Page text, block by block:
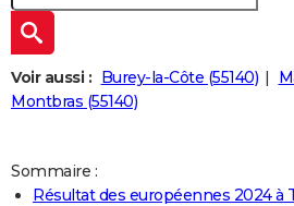
Retraite
Impôts
Epargne
Immobilier
Risques naturels par ville
Banque
Assurance
Crédit
AUTO
Essais
Réserver un essai
Citadines
Berlines
SUV
Forum auto
+
HIGH-TECH
Mobiles
Meilleur smartphone
Internet
Ordinateurs
Jeux vidéo
Guide high-tech
+
BRICOLAGE
Guides de France
Escapades
Patrimoine
Expositions
Musées
Week-end nature
LIFESTYLE
Voir aussi : Burey-la-Côte (55140)
Montbras (55140)
Sommaire :
Résultat des européennes 2024 à